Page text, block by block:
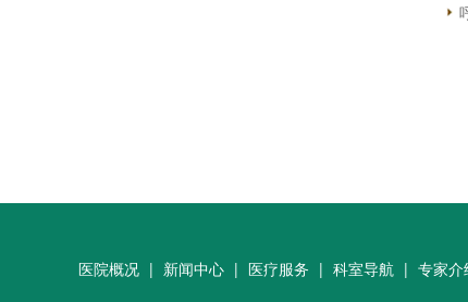
医院概况 | 新闻中心 | 医疗服务 | 科室导航 | 专家介